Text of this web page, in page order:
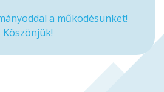
a működésünket!
Köszönjük!